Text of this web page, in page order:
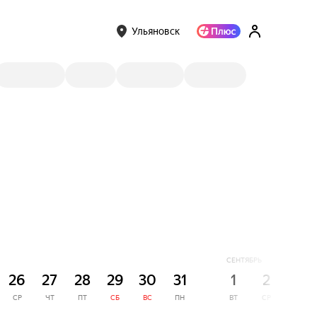
Ульяновск
26
СР
27
ЧТ
28
ПТ
29
СБ
30
ВС
31
ПН
СЕНТЯБРЬ
1
ВТ
2